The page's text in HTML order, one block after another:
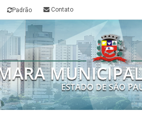
Padrão Contato